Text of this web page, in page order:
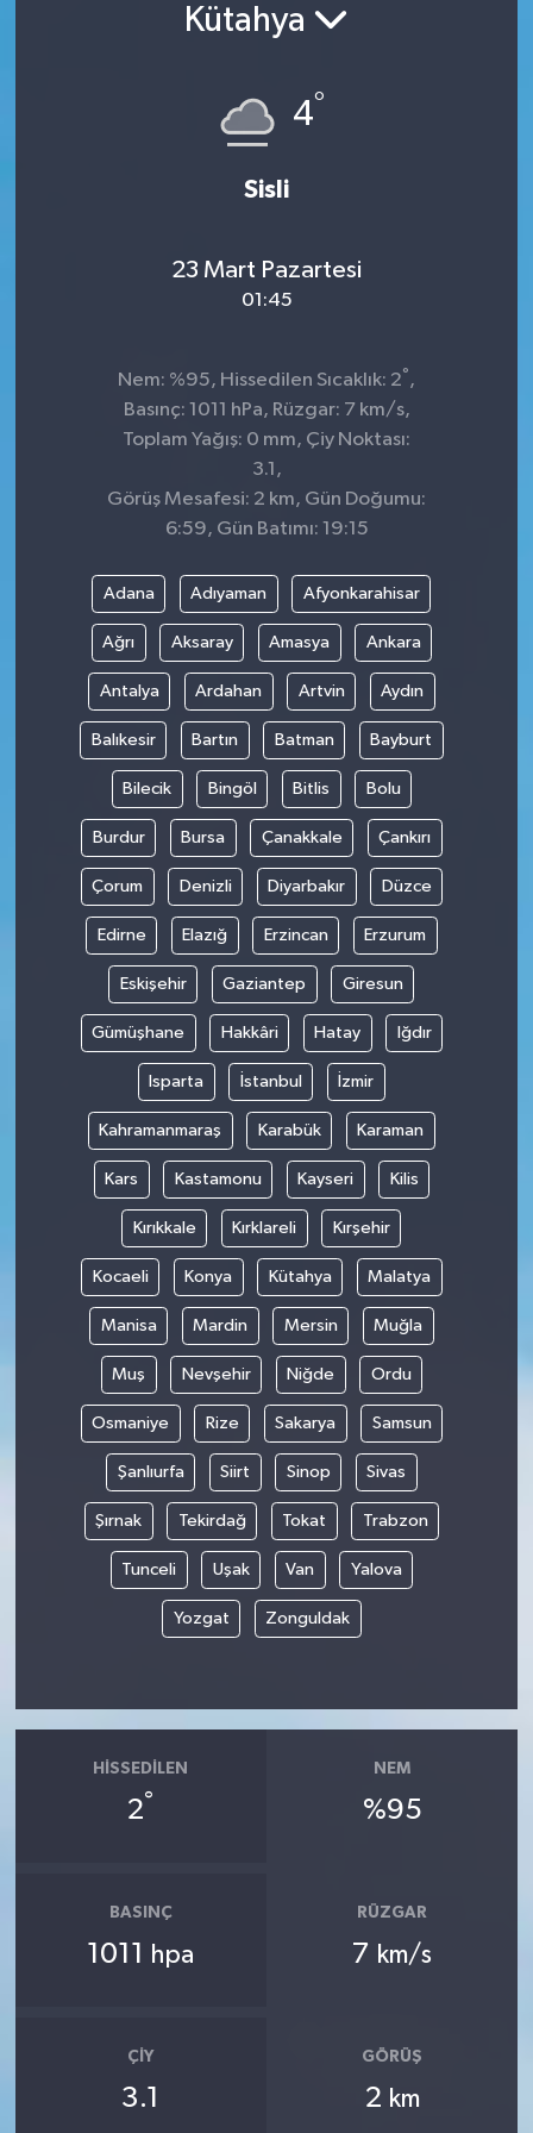
Kütahya
4°
Sisli
23 Mart Pazartesi
01:45
Nem: %95, Hissedilen Sıcaklık: 2° ,
Basınç: 1011 hPa, Rüzgar: 7 km/s,
Toplam Yağış: 0 mm, Çiy Noktası:
3.1,
Görüş Mesafesi: 2 km, Gün Doğumu:
6:59, Gün Batımı: 19:15
Adana Adıyaman Afyonkarahisar
Ağrı Aksaray Amasya Ankara
Antalya Ardahan Artvin Aydın
Balıkesir Bartın Batman Bayburt
Bilecik Bingöl Bitlis Bolu
Burdur Bursa Çanakkale Çankırı
Çorum Denizli Diyarbakır Düzce
Edirne Elazığ Erzincan Erzurum
Eskişehir Gaziantep Giresun
Gümüşhane Hakkâri Hatay Iğdır
Isparta İstanbul İzmir
Kahramanmaraş Karabük Karaman
Kars Kastamonu Kayseri Kilis
Kırıkkale Kırklareli Kırşehir
Kocaeli Konya Kütahya Malatya
Manisa Mardin Mersin Muğla
Muş Nevşehir Niğde Ordu
Osmaniye Rize Sakarya Samsun
Şanlıurfa Siirt Sinop Sivas
Şırnak Tekirdağ Tokat Trabzon
Tunceli Uşak Van Yalova
Yozgat Zonguldak
HISSEDILEN
2°
NEM
%95
BASINÇ
1011 hpa
RÜZGAR
7 km/s
ÇIY
3.1
GÖRÜŞ
2 km